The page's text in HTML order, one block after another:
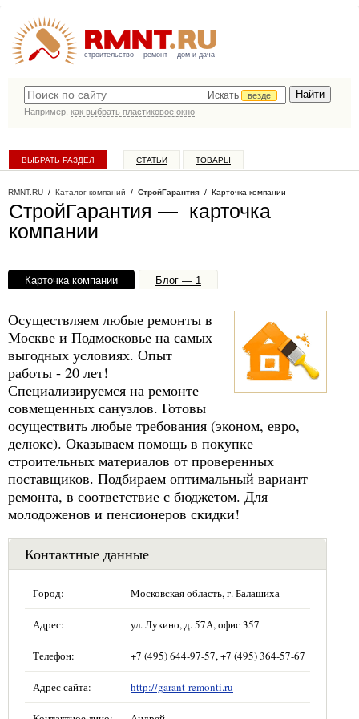
строительство ремонт дом и дача
Искать
везде
Например, как выбрать пластиковое окно
ВЫБРАТЬ РАЗДЕЛ СТАТЬИ ТОВАРЫ
RMNT.RU / Каталог компаний / СтройГарантия / Карточка компании
СтройГарантия — карточка
компании
Карточка компании
Блог — 1
Осуществляем любые ремонты в
Москве и Подмосковье на самых
выгодных условиях. Опыт
работы - 20 лет!
Специализируемся на ремонте
совмещенных санузлов. Готовы
осуществить любые требования (эконом, евро,
делюкс). Оказываем помощь в покупке
строительных материалов от проверенных
поставщиков. Подбираем оптимальный вариант
ремонта, в соответствие с бюджетом. Для
молодоженов и пенсионеров скидки!
Контактные данные
Город: Московская область, г. Балашиха
Адрес: ул. Лукино, д. 57А, офис 357
Телефон: +7 (495) 644-97-57, +7 (495) 364-57-67
Адрес сайта: http://garant-remonti.ru